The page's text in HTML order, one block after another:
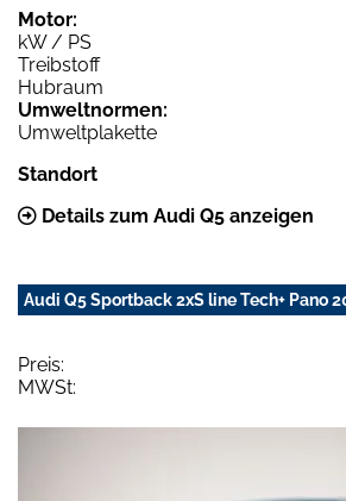
Motor:
kW / PS
Treibstoff
Hubraum
Umweltnormen:
Umweltplakette
Standort
Details zum Audi Q5 anzeigen
Audi Q5 Sportback 2xS line Tech+ Pano
Preis:
MWSt: